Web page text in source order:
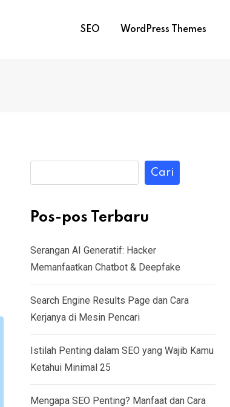
SEO WordPress Themes
Cari
Pos-pos Terbaru
Serangan AI Generatif: Hacker
Memanfaatkan Chatbot & Deepfake
Search Engine Results Page dan Cara
Kerjanya di Mesin Pencari
Istilah Penting dalam SEO yang Wajib Kamu
Ketahui Minimal 25
Mengapa SEO Penting? Manfaat dan Cara